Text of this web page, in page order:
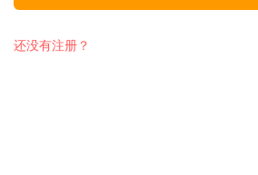
还没有注册？